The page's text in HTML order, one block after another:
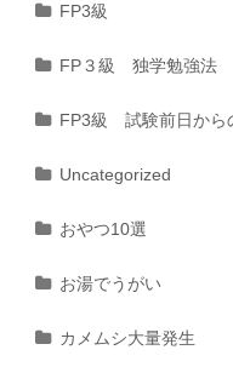
FP3級
FP３級 独学勉強法
FP3級 試験前日から
Uncategorized
おやつ10選
お湯でうがい
カメムシ大量発生